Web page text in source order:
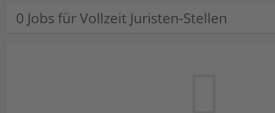
0 Jobs für Vollzeit Juristen-Stellen